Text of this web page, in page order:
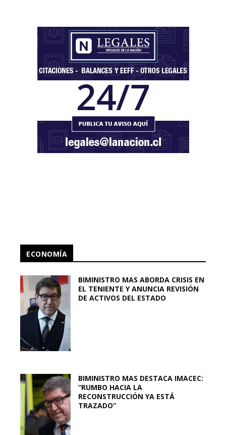
ECONOMÍA
BIMINISTRO MAS ABORDA CRISIS EN
EL TENIENTE Y ANUNCIA REVISIÓN
DE ACTIVOS DEL ESTADO
BIMINISTRO MAS DESTACA IMACEC:
“RUMBO HACIA LA
RECONSTRUCCIÓN YA ESTÁ
TRAZADO”